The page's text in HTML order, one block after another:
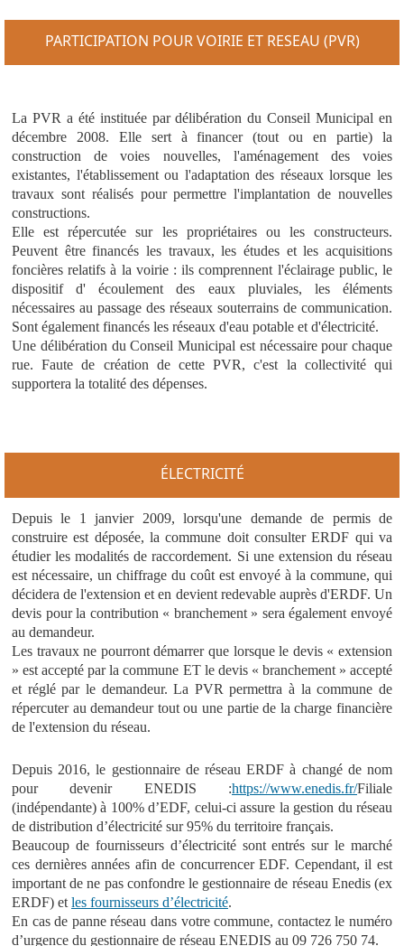
PARTICIPATION POUR VOIRIE ET RESEAU (PVR)
La PVR a été instituée par délibération du Conseil Municipal en
décembre 2008. Elle sert à financer (tout ou en partie) la
construction de voies nouvelles, l'aménagement des voies
existantes, l'établissement ou l'adaptation des réseaux lorsque les
travaux sont réalisés pour permettre l'implantation de nouvelles
constructions.
Elle est répercutée sur les propriétaires ou les constructeurs.
Peuvent être financés les travaux, les études et les acquisitions
foncières relatifs à la voirie : ils comprennent l'éclairage public, le
dispositif d' écoulement des eaux pluviales, les éléments
nécessaires au passage des réseaux souterrains de communication.
Sont également financés les réseaux d'eau potable et d'électricité.
Une délibération du Conseil Municipal est nécessaire pour chaque
rue. Faute de création de cette PVR, c'est la collectivité qui
supportera la totalité des dépenses.
ÉLECTRICITÉ
Depuis le 1 janvier 2009, lorsqu'une demande de permis de
construire est déposée, la commune doit consulter ERDF qui va
étudier les modalités de raccordement. Si une extension du réseau
est nécessaire, un chiffrage du coût est envoyé à la commune, qui
décidera de l'extension et en devient redevable auprès d'ERDF. Un
devis pour la contribution « branchement » sera également envoyé
au demandeur.
Les travaux ne pourront démarrer que lorsque le devis « extension
» est accepté par la commune ET le devis « branchement » accepté
et réglé par le demandeur. La PVR permettra à la commune de
répercuter au demandeur tout ou une partie de la charge financière
de l'extension du réseau.
Depuis 2016, le gestionnaire de réseau ERDF à changé de nom
pour devenir ENEDIS :https://www.enedis.fr/Filiale
(indépendante) à 100% d’EDF, celui-ci assure la gestion du réseau
de distribution d’électricité sur 95% du territoire français.
Beaucoup de fournisseurs d’électricité sont entrés sur le marché
ces dernières années afin de concurrencer EDF. Cependant, il est
important de ne pas confondre le gestionnaire de réseau Enedis (ex
ERDF) et les fournisseurs d’électricité.
En cas de panne réseau dans votre commune, contactez le numéro
d’urgence du gestionnaire de réseau ENEDIS au 09 726 750 74.